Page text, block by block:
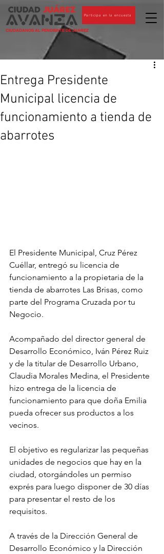
CIUDADANOS AL PENDIENTE DE JUÁREZ
Participa en la encuesta
Entrega Presidente
Municipal licencia de
funcionamiento a tienda de
abarrotes
El Presidente Municipal, Cruz Pérez
Cuéllar, entregó su licencia de
funcionamiento a la propietaria de la
tienda de abarrotes Las Brisas, como
parte del Programa Cruzada por tu
Negocio.
Acompañado del director general de
Desarrollo Económico, Iván Pérez Ruiz
y de la titular de Desarrollo Urbano,
Claudia Morales Medina, el Presidente
hizo entrega de la licencia de
funcionamiento para que doña Emilia
pueda ofrecer sus productos a los
vecinos.
El objetivo es regularizar las pequeñas
unidades de negocios que hay en la
ciudad, otorgándoles un permiso
exprés para luego disponer de 30 días
para presentar el resto de los
requisitos.
A través de la Dirección General de
Desarrollo Económico y la Dirección